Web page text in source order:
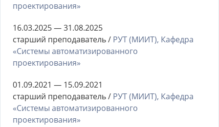
проектирования»
16.03.2025 — 31.08.2025
старший преподаватель / РУТ (МИИТ), Кафедра
«Системы автоматизированного
проектирования»
01.09.2021 — 15.09.2021
старший преподаватель / РУТ (МИИТ), Кафедра
«Системы автоматизированного
проектирования»